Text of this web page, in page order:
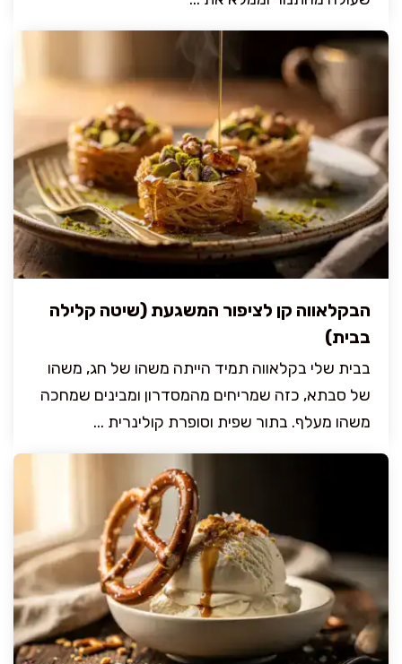
הבקלאווה קן לציפור המשגעת (שיטה קלילה
בבית)
בבית שלי בקלאווה תמיד הייתה משהו של חג, משהו
של סבתא, כזה שמריחים מהמסדרון ומבינים שמחכה
משהו מעלף. בתור שפית וסופרת קולינרית ...